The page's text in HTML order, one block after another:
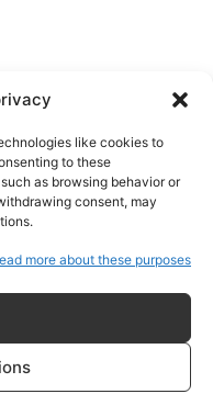
like cookies to
to these
as browsing behavior or
consent, may
more about these purposes
RAPITA
GIOVANI A...
le elezioni
del 2027? La
in oltre 100
allarme,